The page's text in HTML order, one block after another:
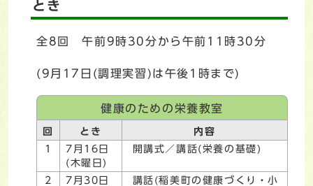
とき
全8回 午前9時30分から午前11時30分
(9月17日(調理実習)は午後1時まで)
健康のための栄養教室
回 とき
内容
1
7月16日
(木曜日)
開講式／講話(栄養の基礎)
2
7月30日
講話(稲美町の健康づくり・小